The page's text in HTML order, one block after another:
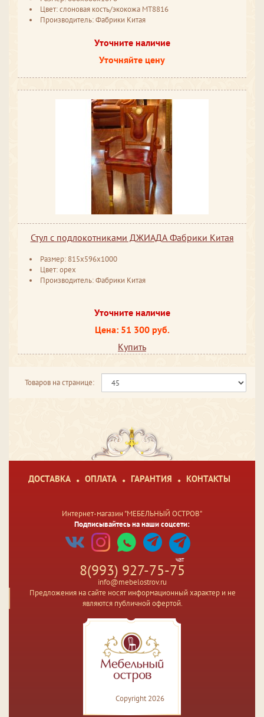
Цвет: слоновая кость/экокожа МТ8816
Производитель: Фабрики Китая
Уточните наличие
Уточняйте цену
Стул с подлокотниками ДЖИАДА Фабрики Китая
Размер: 815x596x1000
Цвет: орех
Производитель: Фабрики Китая
Уточните наличие
Цена: 51 300 руб.
Купить
Товаров на странице:
ДОСТАВКА ОПЛАТА ГАРАНТИЯ КОНТАКТЫ
Интернет-магазин "МЕБЕЛЬНЫЙ ОСТРОВ"
Подписывайтесь на наши соцсети:
чат
8(993) 927-75-75
info@mebelostrov.ru
Предложения на сайте носят информационный характер и не
являются публичной офертой.
Copyright 2026